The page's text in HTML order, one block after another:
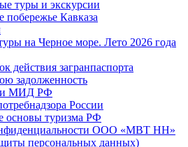
туры и экскурсии
побережье Кавказа
на Черное море. Лето 2026 года
действия загранпаспорта
задолженность
МИД РФ
России
основы туризма РФ
ООО «МВТ НН»
персональных данных)